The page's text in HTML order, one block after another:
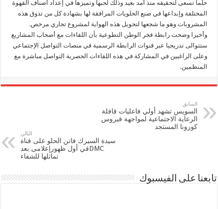
حلما تسعى لتحقيقه منذ أمد بعيد وذلك لحبها وتميزها في إعداد أصناف القهوة
المختلفة وإبداعها في صنع الحلويات المرافقة لها بشهادة كل من تذوق هذه
المشروبات وهو ما شجعها لتحويل هذه الهواية لمشروع تجاري مرخص.
وأخيرا وضحت رابطة فخر الوطن التطوعية بأن اللقاءات مع أصحاب المشاريع
ستتوالى تدريجيا عبر قنوات الرابطة الرسمية في منصات التواصل الإجتماعي
وعلى الراغبين في المشاركة في هذه اللقاءات الحصرية التواصل مباشرة مع
المنظمين.
السابق
السويس تشهد أولي فاعليات قافلة
الرعاية الاجتماعية لمواجهة فيروس
كورونا المستجد
التالي
سيدة السيرك فاتن الحلو على قناة
DMCفي أول ظهورإعلامى بعد
تماثلها للشفاء
تابعنا على الفيسبوك